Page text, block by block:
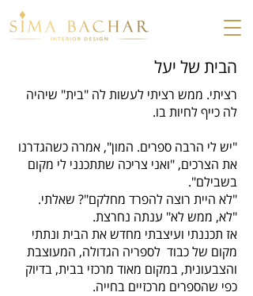
הבית של יעל
רציתי. ממש רציתי לעשות לה "בית" שיהיה
לה כייף לחיות בו.
"יש לי הרבה ספרים. המון", אמרה כשהגדרנו
את הצרכים, "ואני צריכה שתתכנני לי מקום
בשבילם".
"לא היית רוצה להפרד מחלקם"? שאלתי.
"לא, ממש לא" ענתה נחרצת.
אז תכננתי ועיצבתי מחדש את הבית ונתתי
מקום של כבוד לספריה הגדולה, המעוצבת
והצבעונית, במקום מאוד מרכזי בבית, בדיוק
כפי שהספרים מרכזיים בחייה.